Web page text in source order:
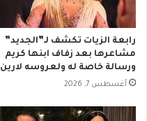
رابعة الزيات تكشف لـ”الجديد”
مشاعرها بعد زفاف ابنها كريم
ورسالة خاصة له ولعروسه لارين
أغسطس 7, 2026